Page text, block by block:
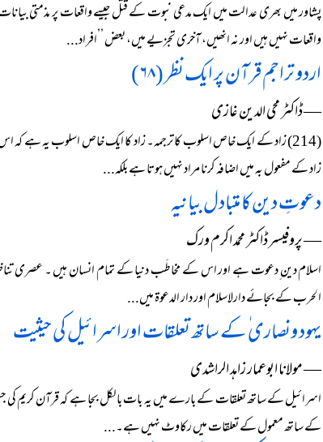
پشاور میں بھری عدالت میں ایک مدعی نبوت کے قتل جیسے واقعات پر مذمتی
واقعات نہیں ہیں اور نہ انھیں، آخری تجزیے میں، بعض ’’افراد...
اردو تراجم قرآن پر ایک نظر (۶۸)
― ڈاکٹر محی الدین غازی
(214) زاد کے ایک خاص اسلوب کا ترجمہ۔ زاد کا ایک خاص اسلوب یہ ہے کہ
زاد کے مفعول بہ میں اضافہ کرنا مراد نہیں ہوتا ہے بلکہ...
دعوتِ دین کا متبادل بیانیہ
― پروفیسر ڈاکٹر محمد اکرم ورک
اسلام دین ِدعوت ہے اور اس کے مخاطَب دنیا کے تمام انسان ہیں ۔ عصری تناظر
الحرب کے بجائے دارلاسلام اور دار الدعوة میں...
یہود ونصاری ٰ کے ساتھ تعلقات اور اسرائیل کی حیثیت
― مولانا ابوعمار زاہد الراشدی
اسرائیل کے ساتھ تعلقات کے بارے میں یہ بات بالکل بجا ہے کہ قرآن کریم کی
کے ساتھ معمول کے تعلقات میں رکاوٹ نہیں ہے۔...